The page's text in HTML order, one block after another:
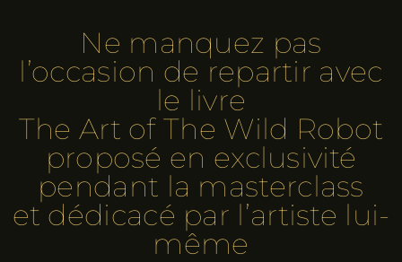
Ne manquez pas
l’occasion de repartir avec
le livre
The Art of The Wild Robot
proposé en exclusivité
pendant la masterclass
et dédicacé par l’artiste lui-
même